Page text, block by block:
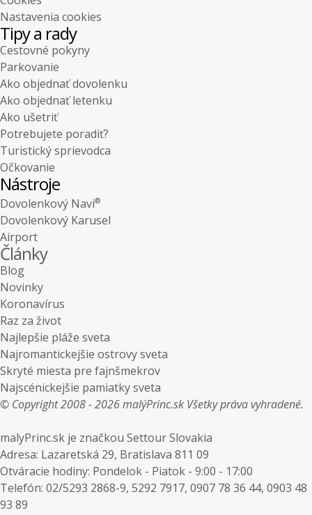
Nastavenia cookies
Tipy a rady
Cestovné pokyny
Parkovanie
Ako objednať dovolenku
Ako objednať letenku
Ako ušetriť
Potrebujete poradiť?
Turistický sprievodca
Očkovanie
Nástroje
Dovolenkový Navi®
Dovolenkový Karusel
Airport
Články
Blog
Novinky
Koronavírus
Raz za život
Najlepšie pláže sveta
Najromantickejšie ostrovy sveta
Skryté miesta pre fajnšmekrov
Najscénickejšie pamiatky sveta
© Copyright 2008 - 2026 malýPrinc.sk Všetky práva vyhradené.
malyPrinc.sk je značkou Settour Slovakia
Adresa: Lazaretská 29, Bratislava 811 09
Otváracie hodiny: Pondelok - Piatok - 9:00 - 17:00
Telefón: 02/5293 2868-9, 5292 7917, 0907 78 36 44, 0903 48
93 89